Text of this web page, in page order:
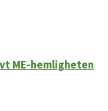
ME-hemligheten